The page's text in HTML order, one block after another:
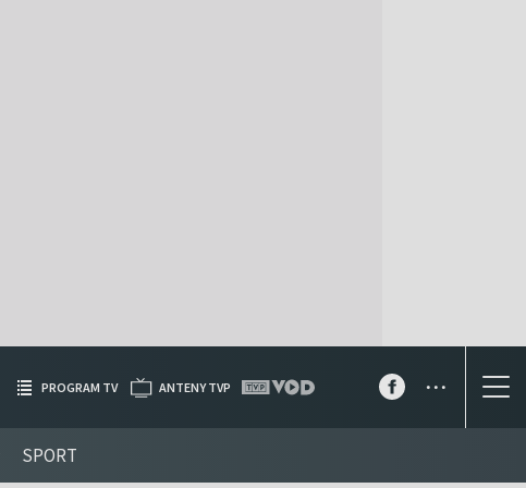
SPORT
PROGRAM TV ANTENY TVP ...